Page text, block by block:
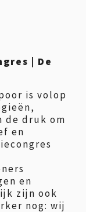
| De
is volop
de druk om
en
en
zijn ook
nog: wij